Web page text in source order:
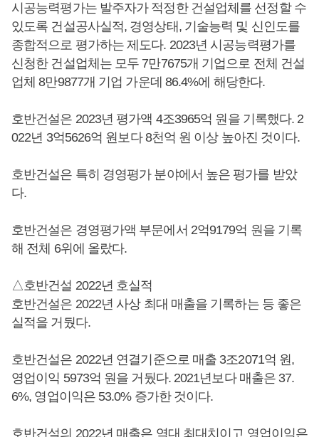
시공능력평가는 발주자가 적정한 건설업체를 선정할 수
있도록 건설공사실적, 경영상태, 기술능력 및 신인도를
종합적으로 평가하는 제도다. 2023년 시공능력평가를
신청한 건설업체는 모두 7만7675개 기업으로 전체 건설
업체 8만9877개 기업 가운데 86.4%에 해당한다.
호반건설은 2023년 평가액 4조3965억 원을 기록했다. 2
022년 3억5626억 원보다 8천억 원 이상 높아진 것이다.
호반건설은 특히 경영평가 분야에서 높은 평가를 받았
다.
호반건설은 경영평가액 부문에서 2억9179억 원을 기록
해 전체 6위에 올랐다.
△호반건설 2022년 호실적
호반건설은 2022년 사상 최대 매출을 기록하는 등 좋은
실적을 거뒀다.
호반건설은 2022년 연결기준으로 매출 3조2071억 원,
영업이익 5973억 원을 거뒀다. 2021년보다 매출은 37.
6%, 영업이익은 53.0% 증가한 것이다.
호반건설의 2022년 매출은 역대 최대치이고 영업이익은